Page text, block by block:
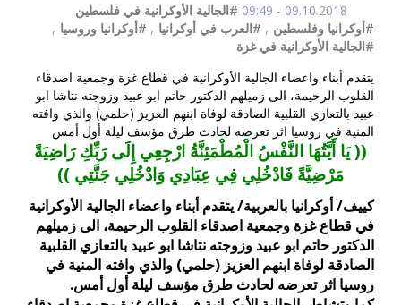
09.10.2018 - 09:49 #الجالية الأوكرانية في فلسطين,
#أوكرانيا وفلسطين , #العرب في أوكرانيا , #أوكرانيا وروسيا ,
#الجالية الأوكرانية في غزة
يتقدم أبناء واعضاء الجالية الأوكرانية في قطاع غزة وجمعية اصدقاء
القلوب الرحيمة، الى زميلهم الدكتور حاتم ابو عبيد وزوجته نتاشا ابو
عبيد بالتعازي القلبية الصادقة لوفاة ابنهم العزيز (حلمي) والذي وافته
المنية في روسيا اثر تعرضه لحادث طرق مؤسف ليلة أول أمس
(( يَا أَيَّتُهَا النَّفْسُ الْمُطْمَئِنَّةُ ارْجِعِي إِلَى رَبِّكِ رَاضِيَةً
مَرْضِيَّةً فَادْخُلِي فِي عِبَادِي وَادْخُلِي جَنَّتِي ))
كييف/ أوكرانيا بالعربية/ يتقدم أبناء واعضاء الجالية الأوكرانية
في قطاع غزة وجمعية اصدقاء القلوب الرحيمة، الى زميلهم
الدكتور حاتم ابو عبيد وزوجته نتاشا ابو عبيد بالتعازي القلبية
الصادقة لوفاة ابنهم العزيز (حلمي) والذي وافته المنية في
روسيا اثر تعرضه لحادث طرق مؤسف ليلة أول أمس.